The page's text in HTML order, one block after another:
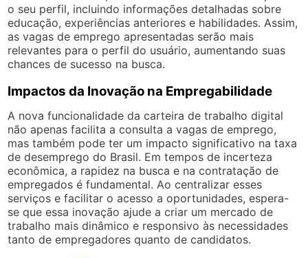
o seu perfil, incluindo informações detalhadas sobre
educação, experiências anteriores e habilidades. Assim,
as vagas de emprego apresentadas serão mais
relevantes para o perfil do usuário, aumentando suas
chances de sucesso na busca.
Impactos da Inovação na Empregabilidade
A nova funcionalidade da carteira de trabalho digital
não apenas facilita a consulta a vagas de emprego,
mas também pode ter um impacto significativo na taxa
de desemprego do Brasil. Em tempos de incerteza
econômica, a rapidez na busca e na contratação de
empregados é fundamental. Ao centralizar esses
serviços e facilitar o acesso a oportunidades, espera-
se que essa inovação ajude a criar um mercado de
trabalho mais dinâmico e responsivo às necessidades
tanto de empregadores quanto de candidatos.